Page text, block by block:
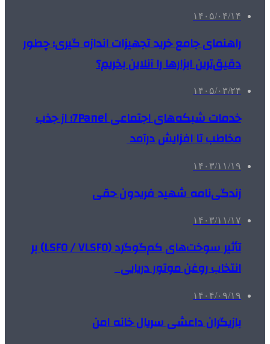
۱۴۰۵/۰۴/۱۴
راهنمای جامع خرید تجهیزات اندازه گیری؛ چطور
دقیق‌ترین ابزارها را آنلاین بخریم؟
۱۴۰۵/۰۳/۲۴
خدمات شبکه‌های اجتماعی 7Panel؛ از جذب
مخاطب تا افزایش درآمد
۱۴۰۳/۱۱/۱۹
زندگی‌نامه شهید فریدون حقی
۱۴۰۳/۱۱/۱۷
تأثیر سوخت‌های کم‌گوگرد (LSFO / VLSFO) بر
انتخاب روغن موتور دریایی
۱۴۰۴/۰۹/۱۹
بازیگران داعشی سریال خانه امن